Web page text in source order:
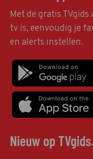
Met de gratis
tv is, eenvoudig je
en alerts instellen.
Nieuw op